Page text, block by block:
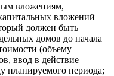
вложениям,
вложений
должен быть
домов до начала
(объему
ввод в действие
планируемого периода;